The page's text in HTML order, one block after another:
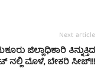
Next article
ಜಿಲ್ಲಾಧಿಕಾರಿ ತಿನ್ನುತ್ತಿದ
ನಲ್ಲಿ ಮೊಳೆ, ಬೇಕರಿ ಸೀಜ್!!!